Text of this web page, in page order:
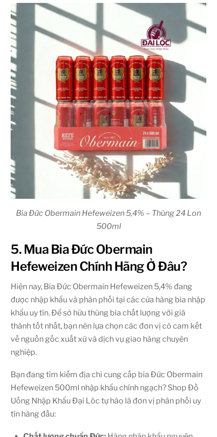
Bia Đức Obermain Hefeweizen 5,4% – Thùng 24 Lon
500ml
5. Mua Bia Đức Obermain
Hefeweizen Chính Hãng Ở Đâu?
Hiện nay, Bia Đức Obermain Hefeweizen 5,4% đang
được nhập khẩu và phân phối tại các cửa hàng bia nhập
khẩu uy tín. Để sở hữu thùng bia chất lượng với giá
thành tốt nhất, bạn nên lựa chọn các đơn vị có cam kết
về nguồn gốc xuất xứ và dịch vụ giao hàng chuyên
nghiệp.
Bạn đang tìm kiếm địa chỉ cung cấp bia Đức Obermain
Hefeweizen 500ml nhập khẩu chính ngạch? Shop Đồ
Uống Nhập Khẩu Đại Lôc tự hào là đơn vị phân phối uy
tín hàng đầu: